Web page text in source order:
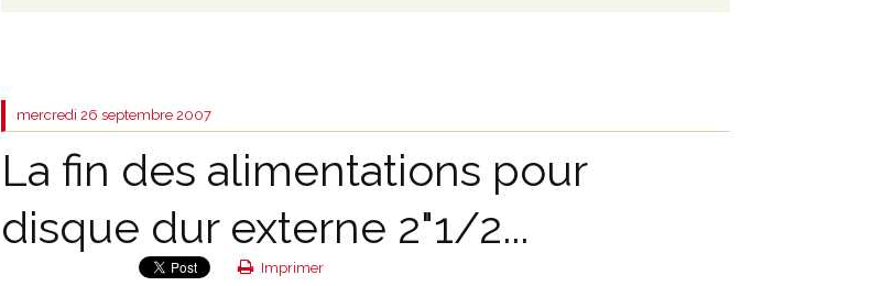
mercredi 26 septembre 2007
La fin des alimentations pour
disque dur externe 2"1/2...
Imprimer